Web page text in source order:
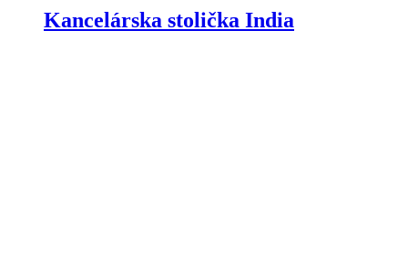
Kancelárska stolička India